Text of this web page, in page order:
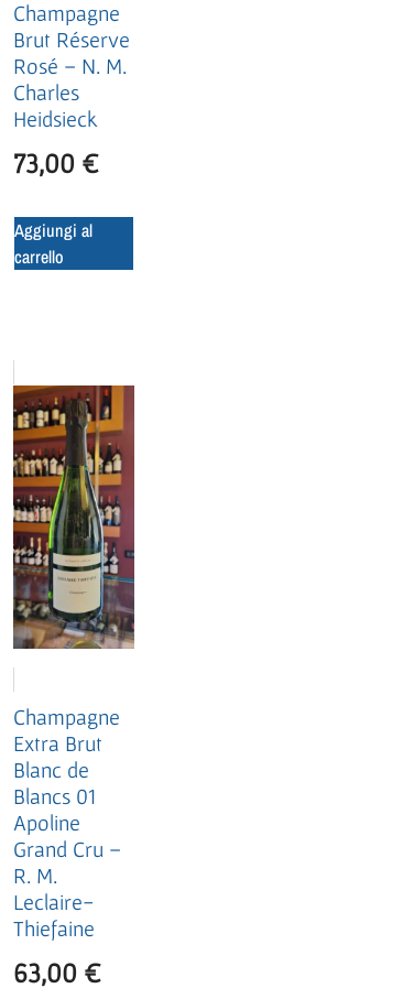
Champagne
Brut Réserve
Rosé – N. M.
Charles
Heidsieck
73,00 €
Aggiungi al
carrello
Champagne
Extra Brut
Blanc de
Blancs 01
Apoline
Grand Cru –
R. M.
Leclaire-
Thiefaine
63,00 €